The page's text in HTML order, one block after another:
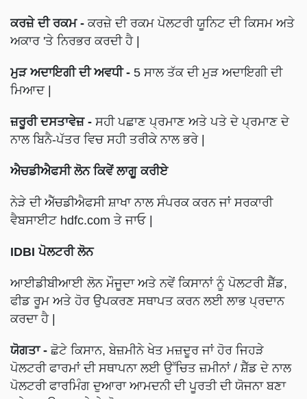
ਕਰਜ਼ੇ ਦੀ ਰਕਮ - ਕਰਜ਼ੇ ਦੀ ਰਕਮ ਪੋਲਟਰੀ ਯੂਨਿਟ ਦੀ ਕਿਸਮ ਅਤੇ
ਅਕਾਰ 'ਤੇ ਨਿਰਭਰ ਕਰਦੀ ਹੈ |
ਮੁੜ ਅਦਾਇਗੀ ਦੀ ਅਵਧੀ - 5 ਸਾਲ ਤੱਕ ਦੀ ਮੁੜ ਅਦਾਇਗੀ ਦੀ
ਮਿਆਦ |
ਜ਼ਰੂਰੀ ਦਸਤਾਵੇਜ਼ - ਸਹੀ ਪਛਾਣ ਪ੍ਰਮਾਣ ਅਤੇ ਪਤੇ ਦੇ ਪ੍ਰਮਾਣ ਦੇ
ਨਾਲ ਬਿਨੈ-ਪੱਤਰ ਵਿਚ ਸਹੀ ਤਰੀਕੇ ਨਾਲ ਭਰੇ |
ਐਚਡੀਐਫਸੀ ਲੋਨ ਕਿਵੇਂ ਲਾਗੂ ਕਰੀਏ
ਨੇੜੇ ਦੀ ਐੱਚਡੀਐਫਸੀ ਸ਼ਾਖਾ ਨਾਲ ਸੰਪਰਕ ਕਰਨ ਜਾਂ ਸਰਕਾਰੀ
ਵੈਬਸਾਈਟ hdfc.com ਤੇ ਜਾਓ |
IDBI ਪੋਲਟਰੀ ਲੋਨ
ਆਈਡੀਬੀਆਈ ਲੋਨ ਮੌਜੂਦਾ ਅਤੇ ਨਵੇਂ ਕਿਸਾਨਾਂ ਨੂੰ ਪੋਲਟਰੀ ਸ਼ੈੱਡ,
ਫੀਡ ਰੂਮ ਅਤੇ ਹੋਰ ਉਪਕਰਣ ਸਥਾਪਤ ਕਰਨ ਲਈ ਲਾਭ ਪ੍ਰਦਾਨ
ਕਰਦਾ ਹੈ |
ਯੋਗਤਾ - ਛੋਟੇ ਕਿਸਾਨ, ਬੇਜ਼ਮੀਨੇ ਖੇਤ ਮਜ਼ਦੂਰ ਜਾਂ ਹੋਰ ਜਿਹੜੇ
ਪੋਲਟਰੀ ਫਾਰਮਾਂ ਦੀ ਸਥਾਪਨਾ ਲਈ ਉੱਚਿਤ ਜ਼ਮੀਨਾਂ / ਸ਼ੈੱਡ ਦੇ ਨਾਲ
ਪੋਲਟਰੀ ਫਾਰਮਿੰਗ ਦੁਆਰਾ ਆਮਦਨੀ ਦੀ ਪੂਰਤੀ ਦੀ ਯੋਜਨਾ ਬਣਾ